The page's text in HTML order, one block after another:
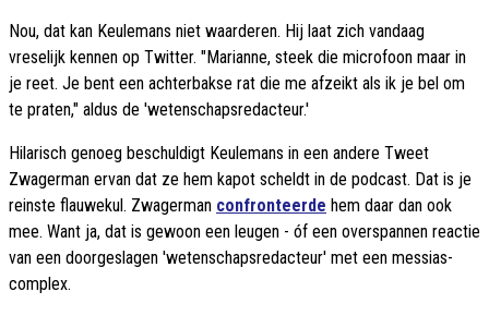
Nou, dat kan Keulemans niet waarderen. Hij laat zich vandaag
vreselijk kennen op Twitter. "Marianne, steek die microfoon maar in
je reet. Je bent een achterbakse rat die me afzeikt als ik je bel om
te praten," aldus de 'wetenschapsredacteur.'
Hilarisch genoeg beschuldigt Keulemans in een andere Tweet
Zwagerman ervan dat ze hem kapot scheldt in de podcast. Dat is je
reinste flauwekul. Zwagerman confronteerde hem daar dan ook
mee. Want ja, dat is gewoon een leugen - óf een overspannen reactie
van een doorgeslagen 'wetenschapsredacteur' met een messias-
complex.